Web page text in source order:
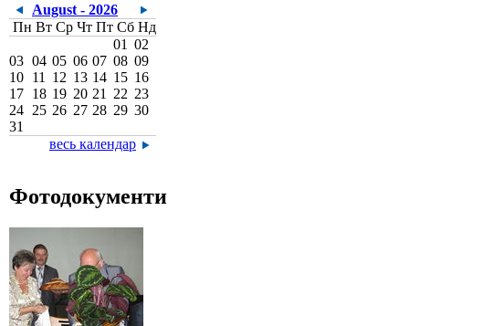
August - 2026
Пн Вт Ср Чт Пт Сб Нд
01 02
03 04 05 06 07 08 09
10 11 12 13 14 15 16
17 18 19 20 21 22 23
24 25 26 27 28 29 30
31
весь календар
Фотодокументи